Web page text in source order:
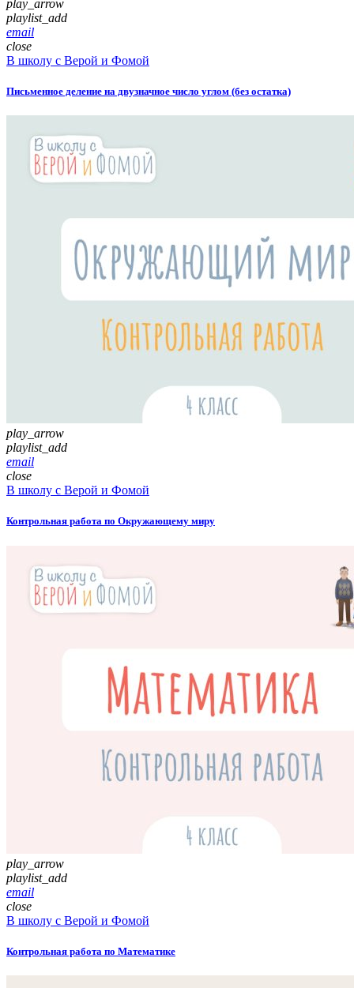
play_arrow
playlist_add
email
close
В школу с Верой и Фомой
Письменное деление на двузначное число углом (без остатка)
play_arrow
playlist_add
email
close
В школу с Верой и Фомой
Контрольная работа по Окружающему миру
play_arrow
playlist_add
email
close
В школу с Верой и Фомой
Контрольная работа по Математике